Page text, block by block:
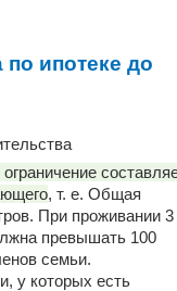
ипотеке до
, т. е. Общая
При проживании 3
превышать 100
семьи.
у которых есть